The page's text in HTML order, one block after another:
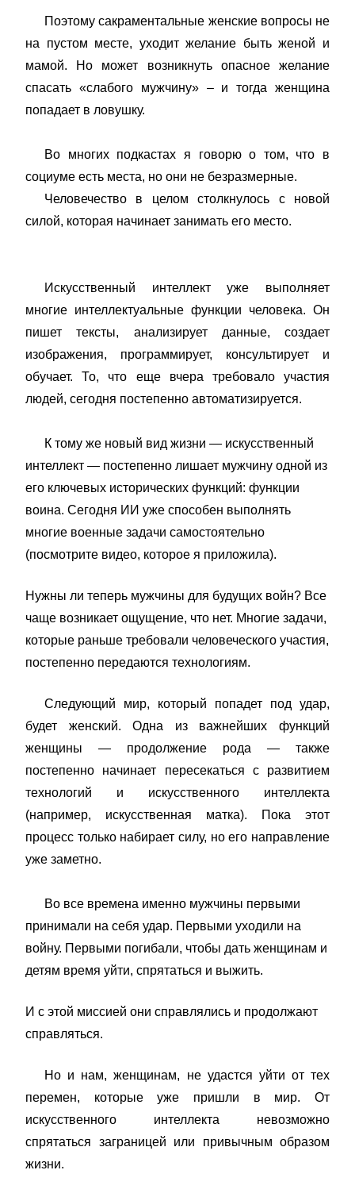
Поэтому сакраментальные женские вопросы не
на пустом месте, уходит желание быть женой и
мамой. Но может возникнуть опасное желание
спасать «слабого мужчину» – и тогда женщина
попадает в ловушку.
Во многих подкастах я говорю о том, что в
социуме есть места, но они не безразмерные.
Человечество в целом столкнулось с новой
силой, которая начинает занимать его место.
Искусственный интеллект уже выполняет
многие интеллектуальные функции человека. Он
пишет тексты, анализирует данные, создает
изображения, программирует, консультирует и
обучает. То, что еще вчера требовало участия
людей, сегодня постепенно автоматизируется.
К тому же новый вид жизни — искусственный
интеллект — постепенно лишает мужчину одной из
его ключевых исторических функций: функции
воина. Сегодня ИИ уже способен выполнять
многие военные задачи самостоятельно
(посмотрите видео, которое я приложила).
Нужны ли теперь мужчины для будущих войн? Все
чаще возникает ощущение, что нет. Многие задачи,
которые раньше требовали человеческого участия,
постепенно передаются технологиям.
Следующий мир, который попадет под удар,
будет женский.Одна из важнейших функций
женщины — продолжение рода — также
постепенно начинает пересекаться с развитием
технологий и искусственного интеллекта
(например, искусственная матка). Пока этот
процесс только набирает силу, но его направление
уже заметно.
Во все времена именно мужчины первыми
принимали на себя удар. Первыми уходили на
войну. Первыми погибали, чтобы дать женщинам и
детям время уйти, спрятаться и выжить.
И с этой миссией они справлялись и продолжают
справляться.
Но и нам, женщинам, не удастся уйти от тех
перемен, которые уже пришли в мир. От
искусственного интеллекта невозможно
спрятаться заграницей или привычным образом
жизни.